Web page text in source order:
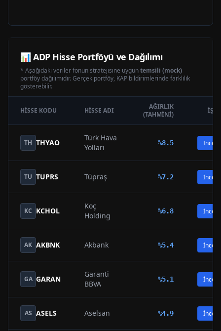
📊ADPHisse Portföyü ve Dağılımı
* Aşağıdaki veriler fonun stratejisine uyguntemsili (mock)
portföy dağılımıdır. Gerçek portföy, KAP bildirimlerinde farklılık
gösterebilir.
HISSE KODU HISSE ADI
AĞIRLIK
(TAHMINI)
TH THYAO
Türk Hava
Yolları
%8.5 İncele
TU TUPRS Tüpraş %7.2 İncele
KC KCHOL
Koç
Holding
%6.8 İncele
AK AKBNK Akbank %5.4 İncele
GA GARAN
Garanti
BBVA
%5.1 İncele
AS ASELS Aselsan %4.9 İncele